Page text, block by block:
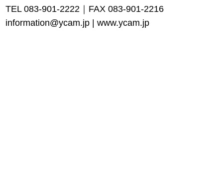
TEL 083-901-2222｜FAX 083-901-2216
information@ycam.jp | www.ycam.jp